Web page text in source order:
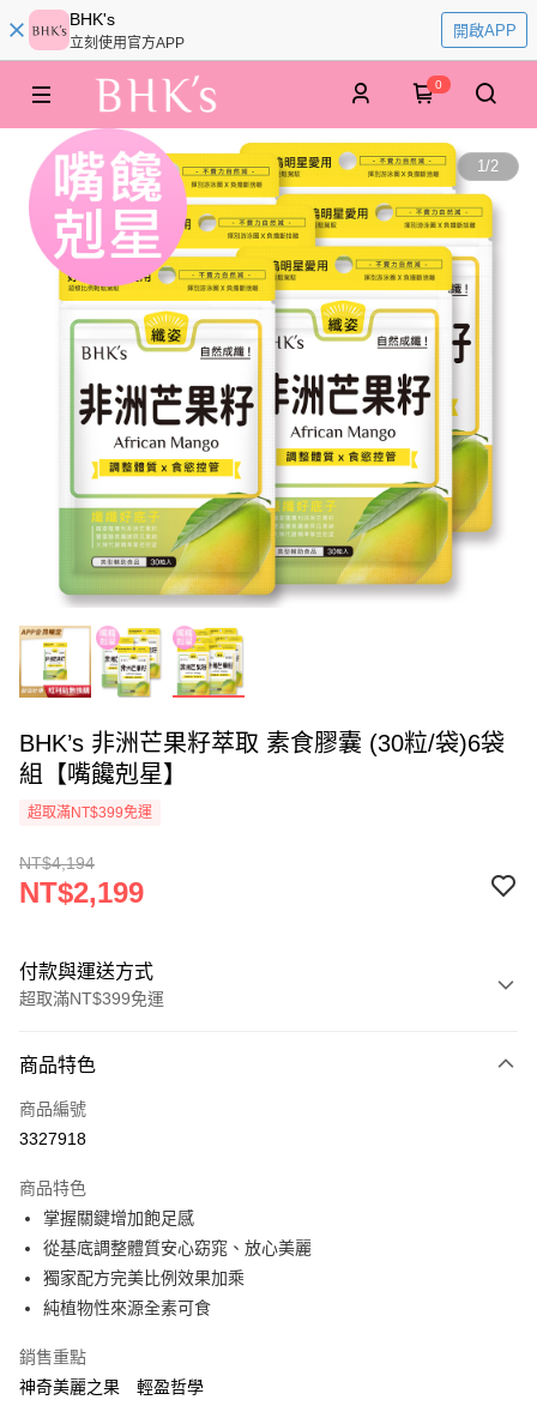
BHK's
立刻使用官方APP
開啟APP
0
1/2
BHK’s 非洲芒果籽萃取 素食膠囊 (30粒/袋)6袋
組【嘴饞剋星】
超取滿NT$399免運
NT$4,194
NT$2,199
付款與運送方式
超取滿NT$399免運
信用卡一次付款
信用卡分期付款
合作金庫商業銀行
華南商業銀行
上海商業儲蓄銀行
台北富邦商業銀行
國泰世華商業銀行
臺灣中小企業銀行
聯邦商業銀行
元大商業銀行
超商取貨付款
LINE Pay
Apple Pay
ATM付款
商品特色
商品編號
3327918
商品特色
掌握關鍵增加飽足感
從基底調整體質安心窈窕、放心美麗
獨家配方完美比例效果加乘
純植物性來源全素可食
銷售重點
神奇美麗之果 輕盈哲學